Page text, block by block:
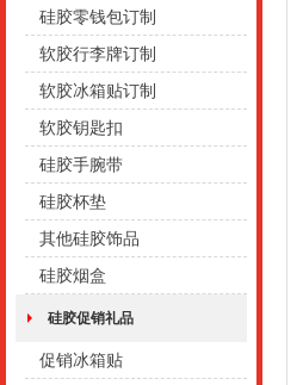
硅胶零钱包订制
软胶行李牌订制
软胶冰箱贴订制
软胶钥匙扣
硅胶手腕带
硅胶杯垫
其他硅胶饰品
硅胶烟盒
硅胶促销礼品
促销冰箱贴